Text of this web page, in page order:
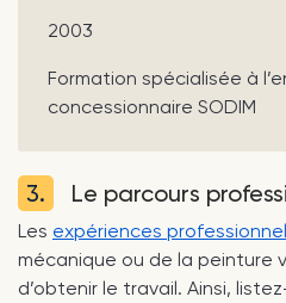
2003
Formation spécialisée à
concessionnaire SODIM
3. Le parcours
Les expériences
mécanique ou de la peinture
d’obtenir le travail. Ainsi,